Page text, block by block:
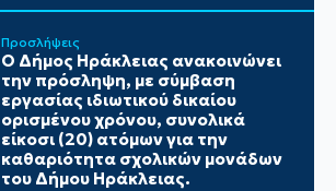
Προσλήψεις
Ο Δήμος Ηράκλειας ανακοινώνει
την πρόσληψη, με σύμβαση
εργασίας ιδιωτικού δικαίου
ορισμένου χρόνου, συνολικά
είκοσι (20) ατόμων για την
καθαριότητα σχολικών μονάδων
του Δήμου Ηράκλειας.